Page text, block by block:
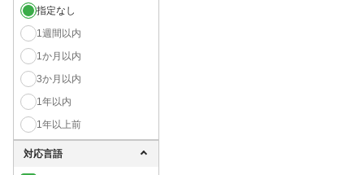
指定なし
1週間以内
1か月以内
3か月以内
1年以内
1年以上前
対応言語